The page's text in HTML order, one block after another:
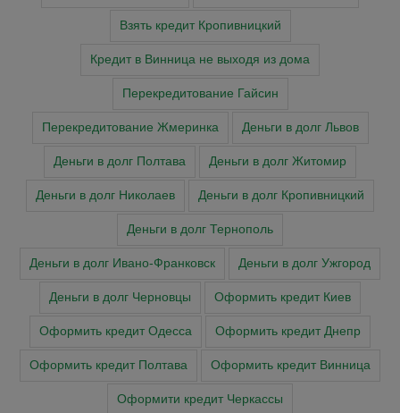
Взять кредит Кропивницкий
Кредит в Винница не выходя из дома
Перекредитование Гайсин
Перекредитование Жмеринка Деньги в долг Львов
Деньги в долг Полтава Деньги в долг Житомир
Деньги в долг Николаев Деньги в долг Кропивницкий
Деньги в долг Тернополь
Деньги в долг Ивано-Франковск Деньги в долг Ужгород
Деньги в долг Черновцы Оформить кредит Киев
Оформить кредит Одесса Оформить кредит Днепр
Оформить кредит Полтава Оформить кредит Винница
Оформити кредит Черкасcы